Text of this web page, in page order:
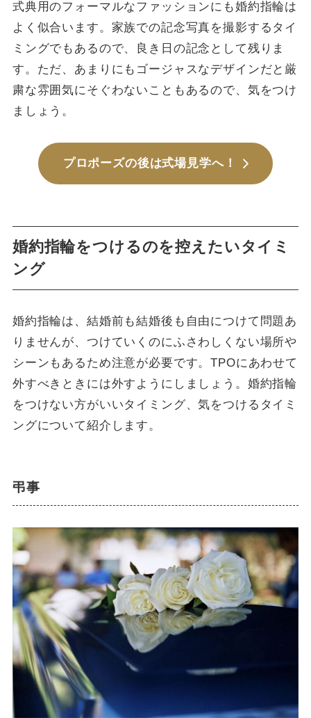
式典用のフォーマルなファッションにも婚約指輪は
よく似合います。家族での記念写真を撮影するタイ
ミングでもあるので、良き日の記念として残りま
す。ただ、あまりにもゴージャスなデザインだと厳
粛な雰囲気にそぐわないこともあるので、気をつけ
ましょう。
プロポーズの後は式場見学へ！
婚約指輪をつけるのを控えたいタイミ
ング
婚約指輪は、結婚前も結婚後も自由につけて問題あ
りませんが、つけていくのにふさわしくない場所や
シーンもあるため注意が必要です。TPOにあわせて
外すべきときには外すようにしましょう。婚約指輪
をつけない方がいいタイミング、気をつけるタイミ
ングについて紹介します。
弔事